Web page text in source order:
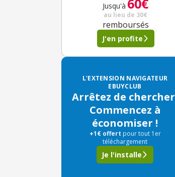
Jusqu'à 60€
au lieu de 30€
remboursés
J'en profite
L'EXTENSION NAVIGATEUR
EBUYCLUB
Arrêtez de
Commencez à
économiser !
+1€ offert pour tout 1er
téléchargement
Je l'installe